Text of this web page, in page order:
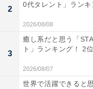
世界遺産の姫路城や
源も豊富です。さら
ルメも充実していま
し隊」の募集や、多可
されていました。
2
0代タレント」ランキ
2026/08/08
3
癒し系だと思う「
ト」ランキング！ 2
2026/08/07
世界で活躍できると